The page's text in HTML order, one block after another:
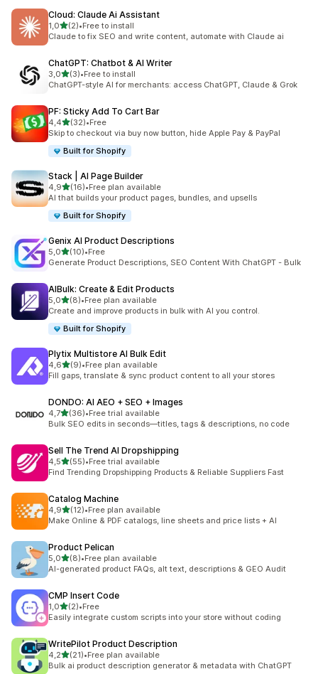
Cloud: Claude Ai Assistant
1,0de 5 estrelas
(2)
2 total de avaliações
•Free to install
Claude to fix SEO and write content, automate with Claude ai
ChatGPT: Chatbot & AI Writer
3,0de 5 estrelas
(3)
3 total de avaliações
•Free to install
ChatGPT-style AI for merchants: access ChatGPT, Claude & Grok
PF: Sticky Add To Cart Bar
4,4de 5 estrelas
(32)
32 total de avaliações
•Free
Skip to checkout via buy now button, hide Apple Pay & PayPal
Built for Shopify
Stack | AI Page Builder
4,9de 5 estrelas
(16)
16 total de avaliações
•Free plan available
AI that builds your product pages, bundles, and upsells
Built for Shopify
Genix AI Product Descriptions
5,0de 5 estrelas
(10)
10 total de avaliações
•Free
Generate Product Descriptions, SEO Content With ChatGPT - Bulk
AIBulk: Create & Edit Products
5,0de 5 estrelas
(8)
8 total de avaliações
•Free plan available
Create and improve products in bulk with AI you control.
Built for Shopify
Plytix Multistore AI Bulk Edit
4,6de 5 estrelas
(9)
9 total de avaliações
•Free plan available
Fill gaps, translate & sync product content to all your stores
DONDO: AI AEO + SEO + Images
4,7de 5 estrelas
(36)
36 total de avaliações
•Free trial available
Bulk SEO edits in seconds—titles, tags & descriptions, no code
Sell The Trend AI Dropshipping
4,5de 5 estrelas
(55)
55 total de avaliações
•Free trial available
Find Trending Dropshipping Products & Reliable Suppliers Fast
Catalog Machine
4,9de 5 estrelas
(12)
12 total de avaliações
•Free plan available
Make Online & PDF catalogs, line sheets and price lists + AI
Product Pelican
5,0de 5 estrelas
(8)
8 total de avaliações
•Free plan available
AI-generated product FAQs, alt text, descriptions & GEO Audit
CMP Insert Code
1,0de 5 estrelas
(2)
2 total de avaliações
•Free
Easily integrate custom scripts into your store without coding
WritePilot Product Description
4,2de 5 estrelas
(21)
21 total de avaliações
•Free plan available
Bulk ai product description generator & metadata with ChatGPT